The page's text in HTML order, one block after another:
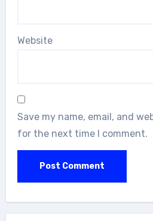
Website
Save my name, email, and
for the next time I comment.